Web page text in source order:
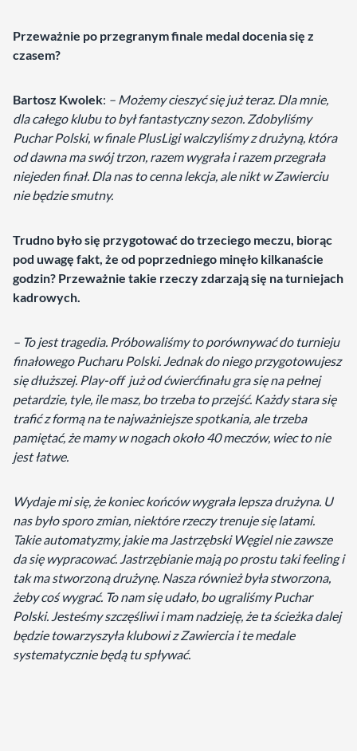
Przeważnie po przegranym finale medal docenia się z
czasem?
Bartosz Kwolek: – Możemy cieszyć się już teraz. Dla mnie,
dla całego klubu to był fantastyczny sezon. Zdobyliśmy
Puchar Polski, w finale PlusLigi walczyliśmy z drużyną, która
od dawna ma swój trzon, razem wygrała i razem przegrała
niejeden finał. Dla nas to cenna lekcja, ale nikt w Zawierciu
nie będzie smutny.
Trudno było się przygotować do trzeciego meczu, biorąc
pod uwagę fakt, że od poprzedniego minęło kilkanaście
godzin? Przeważnie takie rzeczy zdarzają się na turniejach
kadrowych.
– To jest tragedia. Próbowaliśmy to porównywać do turnieju
finałowego Pucharu Polski. Jednak do niego przygotowujesz
się dłuższej. Play-off już od ćwierćfinału gra się na pełnej
petardzie, tyle, ile masz, bo trzeba to przejść. Każdy stara się
trafić z formą na te najważniejsze spotkania, ale trzeba
pamiętać, że mamy w nogach około 40 meczów, wiec to nie
jest łatwe.
Wydaje mi się, że koniec końców wygrała lepsza drużyna. U
nas było sporo zmian, niektóre rzeczy trenuje się latami.
Takie automatyzmy, jakie ma Jastrzębski Węgiel nie zawsze
da się wypracować. Jastrzębianie mają po prostu taki feeling i
tak ma stworzoną drużynę. Nasza również była stworzona,
żeby coś wygrać. To nam się udało, bo ugraliśmy Puchar
Polski. Jesteśmy szczęśliwi i mam nadzieję, że ta ścieżka dalej
będzie towarzyszyła klubowi z Zawiercia i te medale
systematycznie będą tu spływać.